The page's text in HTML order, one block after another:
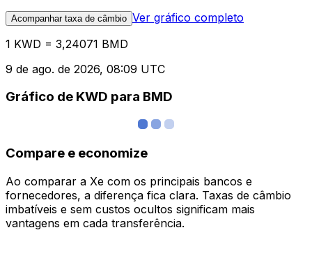
Acompanhar taxa de câmbio Ver gráfico completo
1 KWD = 3,24071 BMD
9 de ago. de 2026, 08:09 UTC
Gráfico de KWD para BMD
Compare e economize
Ao comparar a Xe com os principais bancos e
fornecedores, a diferença fica clara. Taxas de câmbio
imbatíveis e sem custos ocultos significam mais
vantagens em cada transferência.